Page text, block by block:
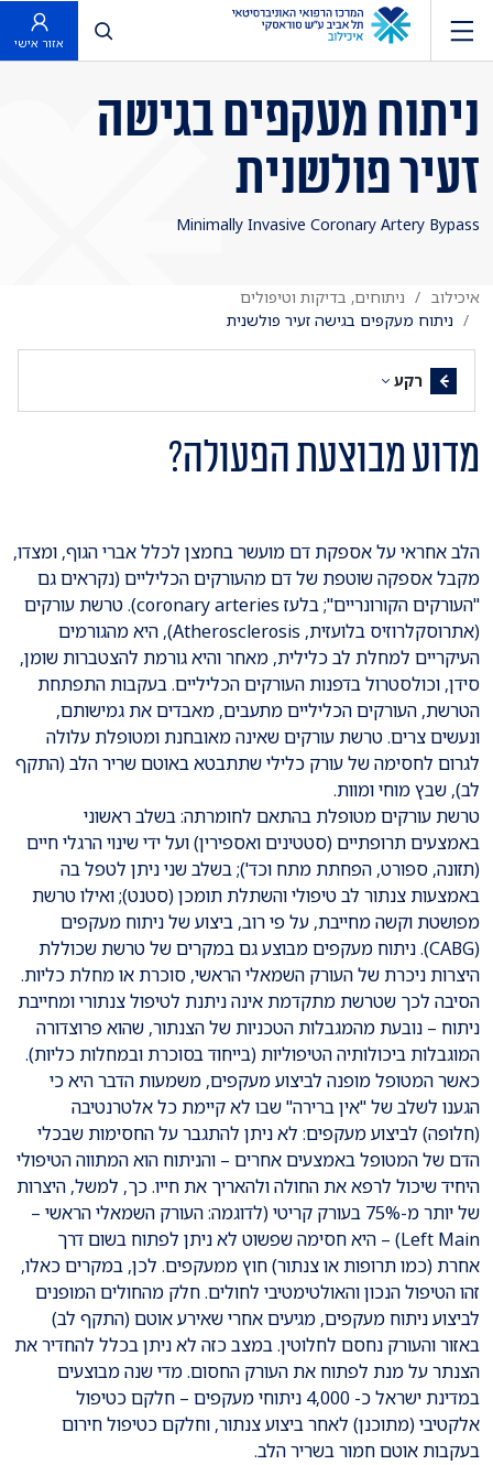
פתח חיפוש
אזור אישי
ניתוח מעקפים בגישה
זעיר פולשנית
Minimally Invasive Coronary Artery Bypass
איכילוב
ניתוחים, בדיקות וטיפולים
ניתוח מעקפים בגישה זעיר פולשנית
רקע
מדוע מבוצעת הפעולה?
הלב אחראי על אספקת דם מועשר בחמצן לכלל אברי הגוף, ומצדו,
מקבל אספקה שוטפת של דם מהעורקים הכליליים (נקראים גם
"העורקים הקורונריים"; בלעז coronary arteries). טרשת עורקים
(אתרוסקלרוזיס בלועזית, Atherosclerosis), היא מהגורמים
העיקריים למחלת לב כלילית, מאחר והיא גורמת להצטברות שומן,
סידן, וכולסטרול בדפנות העורקים הכליליים. בעקבות התפתחת
הטרשת, העורקים הכליליים מתעבים, מאבדים את גמישותם,
ונעשים צרים. טרשת עורקים שאינה מאובחנת ומטופלת עלולה
לגרום לחסימה של עורק כלילי שתתבטא באוטם שריר הלב (התקף
לב), שבץ מוחי ומוות.
טרשת עורקים מטופלת בהתאם לחומרתה: בשלב ראשוני
באמצעים תרופתיים (סטטינים ואספירין) ועל ידי שינוי הרגלי חיים
(תזונה, ספורט, הפחתת מתח וכד'); בשלב שני ניתן לטפל בה
באמצעות צנתור לב טיפולי והשתלת תומכן (סטנט); ואילו טרשת
מפושטת וקשה מחייבת, על פי רוב, ביצוע של ניתוח מעקפים
(CABG). ניתוח מעקפים מבוצע גם במקרים של טרשת שכוללת
היצרות ניכרת של העורק השמאלי הראשי, סוכרת או מחלת כליות.
הסיבה לכך שטרשת מתקדמת אינה ניתנת לטיפול צנתורי ומחייבת
ניתוח – נובעת מהמגבלות הטכניות של הצנתור, שהוא פרוצדורה
המוגבלות ביכולותיה הטיפוליות (בייחוד בסוכרת ובמחלות כליות).
כאשר המטופל מופנה לביצוע מעקפים, משמעות הדבר היא כי
הגענו לשלב של "אין ברירה" שבו לא קיימת כל אלטרנטיבה
(חלופה) לביצוע מעקפים: לא ניתן להתגבר על החסימות שבכלי
הדם של המטופל באמצעים אחרים – והניתוח הוא המתווה הטיפולי
היחיד שיכול לרפא את החולה ולהאריך את חייו. כך, למשל, היצרות
של יותר מ-75% בעורק קריטי (לדוגמה: העורק השמאלי הראשי –
Left Main) – היא חסימה שפשוט לא ניתן לפתוח בשום דרך
אחרת (כמו תרופות או צנתור) חוץ ממעקפים. לכן, במקרים כאלו,
זהו הטיפול הנכון והאולטימטיבי לחולים. חלק מהחולים המופנים
לביצוע ניתוח מעקפים, מגיעים אחרי שאירע אוטם (התקף לב)
באזור והעורק נחסם לחלוטין. במצב כזה לא ניתן בכלל להחדיר את
הצנתר על מנת לפתוח את העורק החסום. מדי שנה מבוצעים
במדינת ישראל כ- 4,000 ניתוחי מעקפים – חלקם כטיפול
אלקטיבי (מתוכנן) לאחר ביצוע צנתור, וחלקם כטיפול חירום
בעקבות אוטם חמור בשריר הלב.